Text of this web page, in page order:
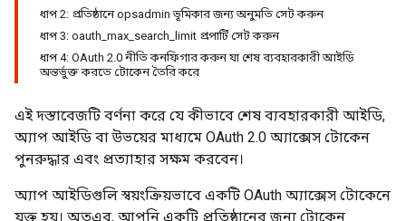
ধাপ 2: প্রতিষ্ঠানে opsadmin ভূমিকার জন্য অনুমতি সেট করুন
ধাপ 3: oauth_max_search_limit প্রপার্টি সেট করুন
ধাপ 4: OAuth 2.0 নীতি কনফিগার করুন যা শেষ ব্যবহারকারী আইডি
অন্তর্ভুক্ত করতে টোকেন তৈরি করে
এই দস্তাবেজটি বর্ণনা করে যে কীভাবে শেষ ব্যবহারকারী আইডি,
অ্যাপ আইডি বা উভয়ের মাধ্যমে OAuth 2.0 অ্যাক্সেস টোকেন
পুনরুদ্ধার এবং প্রত্যাহার সক্ষম করবেন।
অ্যাপ আইডিগুলি স্বয়ংক্রিয়ভাবে একটি OAuth অ্যাক্সেস টোকেনে
যুক্ত হয়। অতএব, আপনি একটি প্রতিষ্ঠানের জন্য টোকেন